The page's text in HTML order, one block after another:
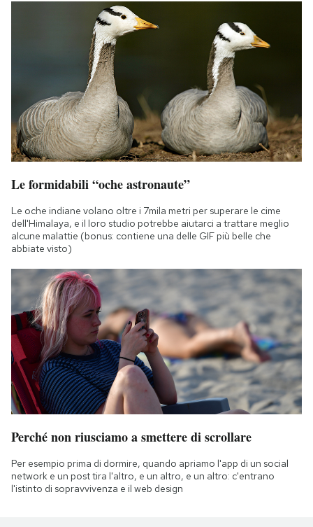
Le formidabili “oche astronaute”
Le oche indiane volano oltre i 7mila metri per superare le cime
dell'Himalaya, e il loro studio potrebbe aiutarci a trattare meglio
alcune malattie (bonus: contiene una delle GIF più belle che
abbiate visto)
Perché non riusciamo a smettere di scrollare
Per esempio prima di dormire, quando apriamo l'app di un social
network e un post tira l'altro, e un altro, e un altro: c'entrano
l'istinto di sopravvivenza e il web design